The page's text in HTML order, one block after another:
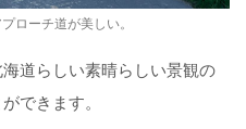
ローチ道が美しい。
道らしい素晴らしい景観の
できます。